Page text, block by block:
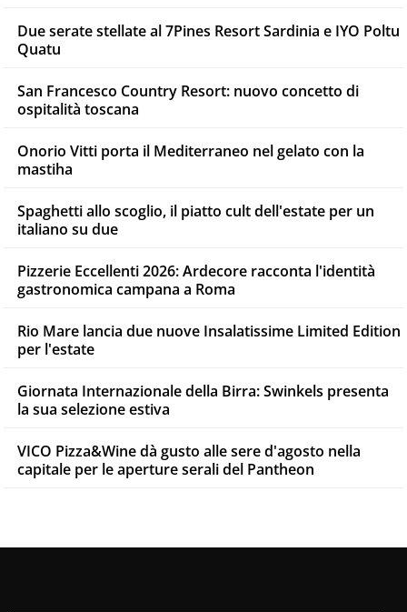
Due serate stellate al 7Pines Resort Sardinia e IYO Poltu
Quatu
San Francesco Country Resort: nuovo concetto di
ospitalità toscana
Onorio Vitti porta il Mediterraneo nel gelato con la
mastiha
Spaghetti allo scoglio, il piatto cult dell'estate per un
italiano su due
Pizzerie Eccellenti 2026: Ardecore racconta l'identità
gastronomica campana a Roma
Rio Mare lancia due nuove Insalatissime Limited Edition
per l'estate
Giornata Internazionale della Birra: Swinkels presenta
la sua selezione estiva
VICO Pizza&Wine dà gusto alle sere d'agosto nella
capitale per le aperture serali del Pantheon